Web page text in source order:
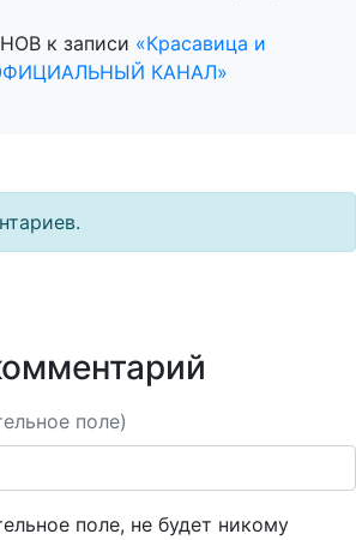
к записи «Красавица и
КАНАЛ»
поле)
поле, не будет никому